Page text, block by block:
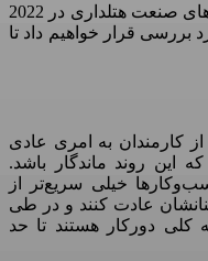
در ادامه، به چند مورد از مهم‌ترین ترند های صنعت هتلداری در 2022
بررسی قرار خواهیم داد تا
کارمندان به امری عادی
روند ماندگار باشد.
خیلی سریع‌تر از
عادت کنند و در طی
کلی دورکار هستند تا حد